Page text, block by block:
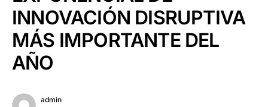
INNOVACIÓN DISRUPTIVA
MÁS IMPORTANTE DEL
AÑO
admin